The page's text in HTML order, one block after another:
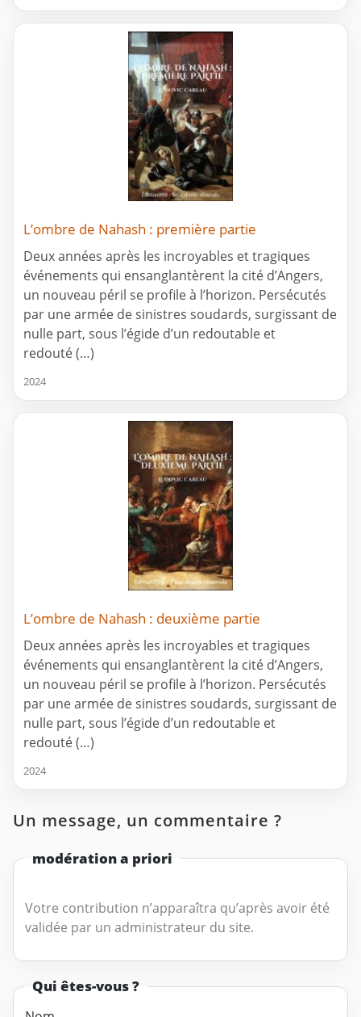
L’ombre de Nahash : première partie
Deux années après les incroyables et tragiques
événements qui ensanglantèrent la cité d’Angers,
un nouveau péril se profile à l’horizon. Persécutés
par une armée de sinistres soudards, surgissant de
nulle part, sous l’égide d’un redoutable et
redouté (…)
2024
L’ombre de Nahash : deuxième partie
Deux années après les incroyables et tragiques
événements qui ensanglantèrent la cité d’Angers,
un nouveau péril se profile à l’horizon. Persécutés
par une armée de sinistres soudards, surgissant de
nulle part, sous l’égide d’un redoutable et
redouté (…)
2024
Un message, un commentaire ?
modération a priori
Votre contribution n’apparaîtra qu’après avoir été
validée par un administrateur du site.
Qui êtes-vous ?